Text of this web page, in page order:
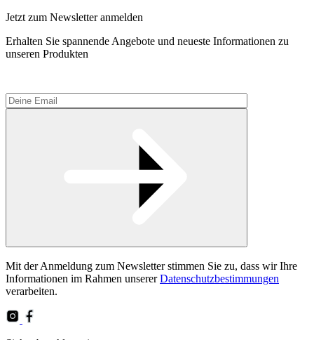
Jetzt zum Newsletter anmelden
Erhalten Sie spannende Angebote und neueste Informationen zu
unseren Produkten
leave
this
field
Mit der Anmeldung zum Newsletter stimmen Sie zu, dass wir Ihre
Informationen im Rahmen unsererDatenschutzbestimmungen
verarbeiten.